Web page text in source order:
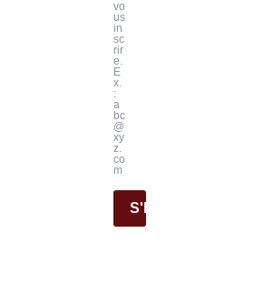
vo
us
in
sc
rir
e.
E
x.
:
a
bc
@
xy
z.
co
m
S'INSCRIRE